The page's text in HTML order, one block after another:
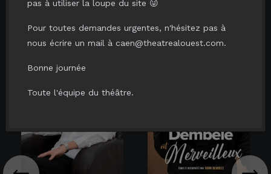
VOUS AIMERIEZ AUSSI...
pas à utiliser la loupe du site 😜
Pour toutes demandes urgentes, n'hésitez pas à
nous écrire un mail à caen@theatrealouest.com.
Bonne journée
Toute l'équipe du théâtre.